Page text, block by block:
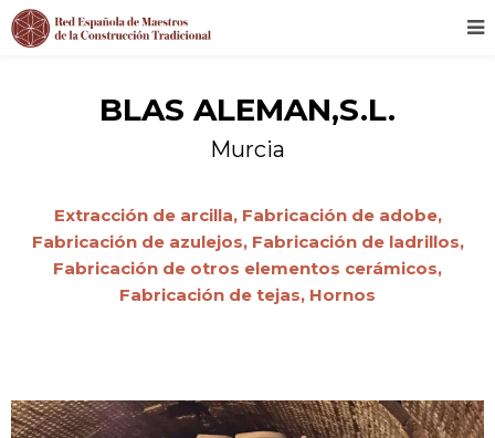
BLAS ALEMAN,S.L.
Murcia
Extracción de arcilla, Fabricación de adobe,
Fabricación de azulejos, Fabricación de ladrillos,
Fabricación de otros elementos cerámicos,
Fabricación de tejas, Hornos